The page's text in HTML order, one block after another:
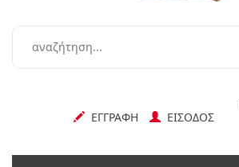
ΕΓΓΡΑΦΗ ΕΙΣΟΔΟΣ